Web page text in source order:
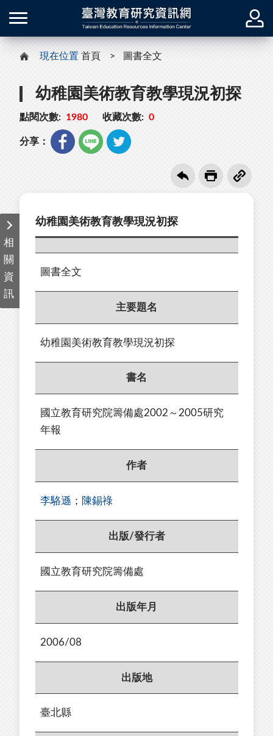
現在位置 首頁 圖書全文
幼稚園美術教育教學現況初探
點閱次數: 1980 收藏次數: 0
分享：
相
關
資
訊
幼稚園美術教育教學現況初探
圖書全文
主要題名
幼稚園美術教育教學現況初探
書名
國立教育研究院籌備處2002～2005研究
年報
作者
李駱遜 ； 陳錫祿
出版/發行者
國立教育研究院籌備處
出版年月
2006/08
出版地
臺北縣